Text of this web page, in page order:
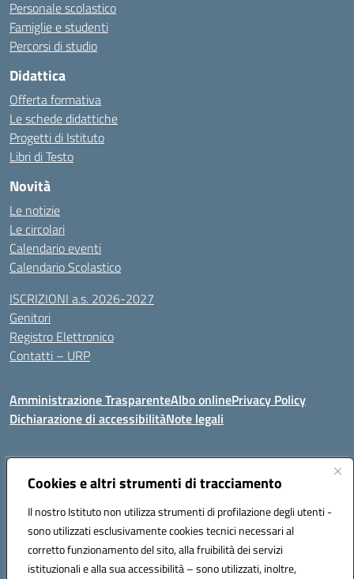
Cookies e altri strumenti di tracciamento
Il nostro Istituto non utilizza strumenti di profilazione degli utenti -
sono utilizzati esclusivamente cookies tecnici necessari al
corretto funzionamento del sito, alla fruibilità dei servizi
istituzionali e alla sua accessibilità – sono utilizzati, inoltre,
Personale scolastico
Famiglie e studenti
Percorsi di studio
Didattica
Offerta formativa
Le schede didattiche
Progetti di Istituto
Libri di Testo
Novità
Le notizie
Le circolari
Calendario eventi
Calendario Scolastico
ISCRIZIONI a.s. 2026-2027
Genitori
Registro Elettronico
Contatti – URP
Amministrazione TrasparenteAlbo onlinePrivacy Policy
Dichiarazione di accessibilitàNote legali
Indirizzo:Via Tiziano, 50 - 60125 Ancona
Posta elettronica certificata (PEC):anic81600p@pec.istruzione.it
Codice fiscale: 93084460422
Codice meccanografico: ANIC81600P